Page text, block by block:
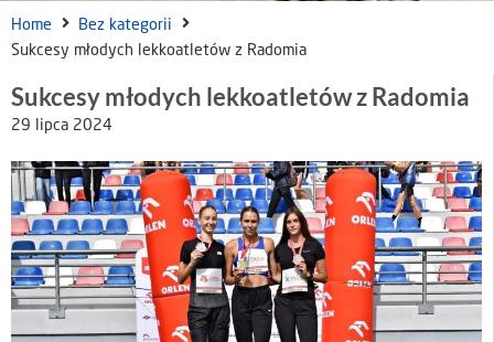
Home
Bez kategorii
Sukcesy młodych lekkoatletów z Radomia
Sukcesy młodych lekkoatletów z Radomia
29 lipca 2024